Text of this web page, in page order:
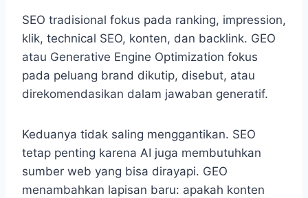
SEO tradisional fokus pada ranking, impression,
klik, technical SEO, konten, dan backlink. GEO
atau Generative Engine Optimization fokus
pada peluang brand dikutip, disebut, atau
direkomendasikan dalam jawaban generatif.
Keduanya tidak saling menggantikan. SEO
tetap penting karena AI juga membutuhkan
sumber web yang bisa dirayapi. GEO
menambahkan lapisan baru: apakah konten